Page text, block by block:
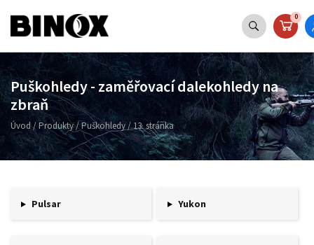
0
Puškohledy - zaměřovací dalekohledy na
zbraň
Úvod/Produkty/Puškohledy/13. stránka
Pulsar Yukon